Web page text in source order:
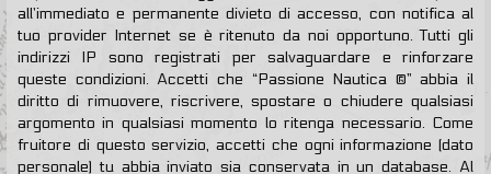
all’immediato e permanente divieto di accesso, con notifica al
tuo provider Internet se è ritenuto da noi opportuno. Tutti gli
indirizzi IP sono registrati per salvaguardare e rinforzare
queste condizioni. Accetti che “Passione Nautica ®” abbia il
diritto di rimuovere, riscrivere, spostare o chiudere qualsiasi
argomento in qualsiasi momento lo ritenga necessario. Come
fruitore di questo servizio, accetti che ogni informazione (dato
personale) tu abbia inviato sia conservata in un database. Al